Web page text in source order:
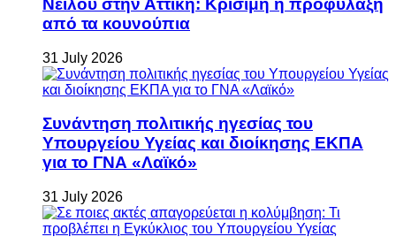
Νείλου στην Αττική: Κρίσιμη η προφύλαξη
από τα κουνούπια
31 July 2026
Συνάντηση πολιτικής ηγεσίας του
Υπουργείου Υγείας και διοίκησης ΕΚΠΑ
για το ΓΝΑ «Λαϊκό»
31 July 2026